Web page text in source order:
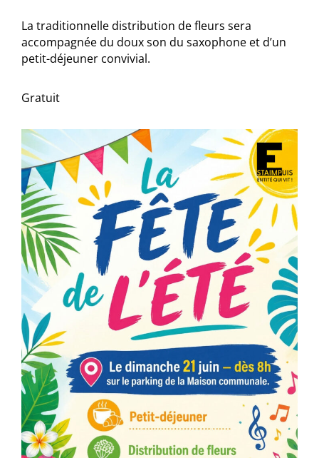
La traditionnelle distribution de fleurs sera
accompagnée du doux son du saxophone et d’un
petit-déjeuner convivial.
Gratuit